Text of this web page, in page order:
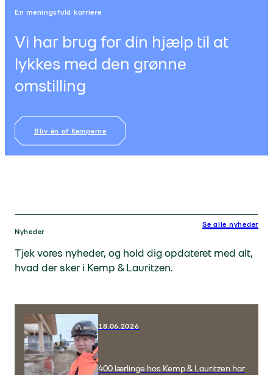
En meningsfuld karriere
Vi har brug for din hjælp til at
lykkes med den grønne
omstilling
Bliv én af Kemperne
Nyheder
Se alle nyheder
Tjek vores nyheder, og hold dig opdateret med alt,
hvad der sker i Kemp & Lauritzen.
18.06.2026
400 lærlinge hos Kemp & Lauritzen har